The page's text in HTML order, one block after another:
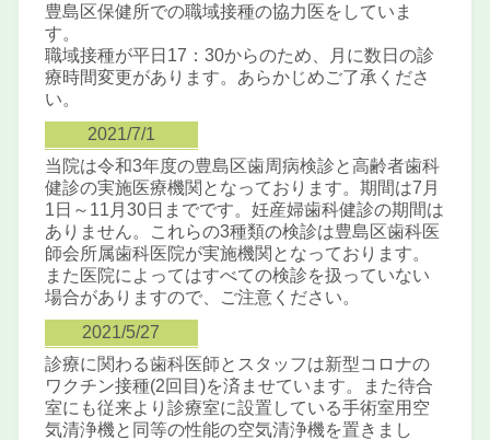
豊島区保健所での職域接種の協力医をしていま
す。
職域接種が平日17：30からのため、月に数日の診
療時間変更があります。あらかじめご了承くださ
い。
2021/7/1
当院は令和3年度の豊島区歯周病検診と高齢者歯科
健診の実施医療機関となっております。期間は7月
1日～11月30日までです。妊産婦歯科健診の期間は
ありません。これらの3種類の検診は豊島区歯科医
師会所属歯科医院が実施機関となっております。
また医院によってはすべての検診を扱っていない
場合がありますので、ご注意ください。
2021/5/27
診療に関わる歯科医師とスタッフは新型コロナの
ワクチン接種(2回目)を済ませています。また待合
室にも従来より診療室に設置している手術室用空
気清浄機と同等の性能の空気清浄機を置きまし